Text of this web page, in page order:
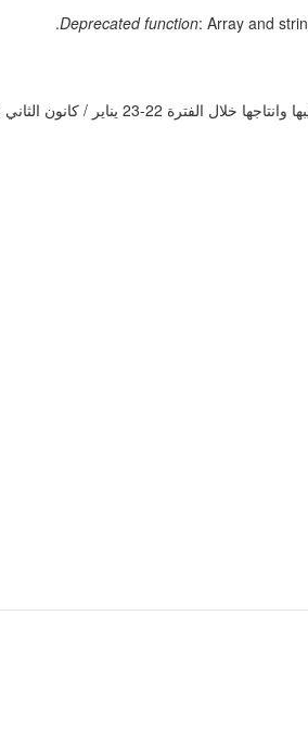
Deprecated function: Array and